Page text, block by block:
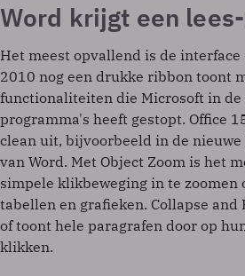
Word krijgt een
Het meest opvallend is de interface
2010 nog een drukke ribbon toont
functionaliteiten die Microsoft in
programma's heeft gestopt. Office
clean uit, bijvoorbeeld in de nieuwe
van Word. Met Object Zoom is het
simpele klikbeweging in te zoomen
tabellen en grafieken. Collapse and
of toont hele paragrafen door op
klikken.